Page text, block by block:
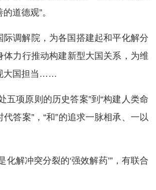
道德观”。
际调解院，为各国搭建起和平化解分
体力行推动构建新型大国关系，为维
大国担当……
五项原则的历史答案”到“构建人类命
答案”，“和”的追求一脉相承、一以
化解冲突分裂的‘强效解药’”，有联合